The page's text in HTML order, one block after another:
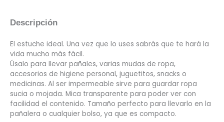
Descripción
El estuche ideal. Una vez que lo uses sabrás que te hará la
vida mucho más fácil.
Úsalo para llevar pañales, varias mudas de ropa,
accesorios de higiene personal, juguetitos, snacks o
medicinas. Al ser impermeable sirve para guardar ropa
sucia o mojada. Mica transparente para poder ver con
facilidad el contenido. Tamaño perfecto para llevarlo en la
pañalera o cualquier bolso, ya que es compacto.